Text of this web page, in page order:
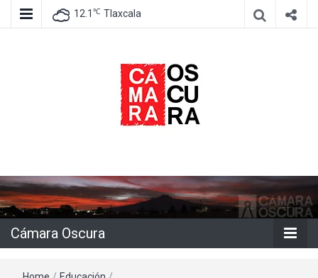
12.1 ℃ Tlaxcala
Cámara
Oscura
Cámara Oscura